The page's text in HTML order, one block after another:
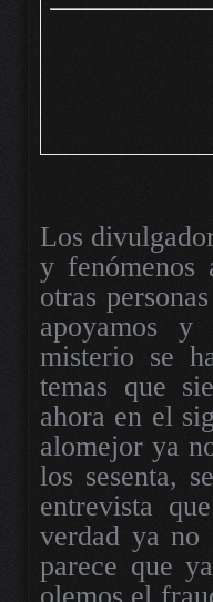
Los
y fenómenos
otras
apoyamos
misterio se
temas que
ahora en el
alomejor ya
los sesenta,
entrevista
verdad ya no
parece que